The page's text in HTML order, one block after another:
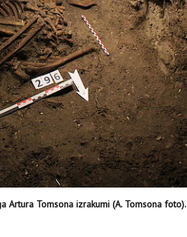
Artura Tomsona izrakumi (A. Tomsona foto).